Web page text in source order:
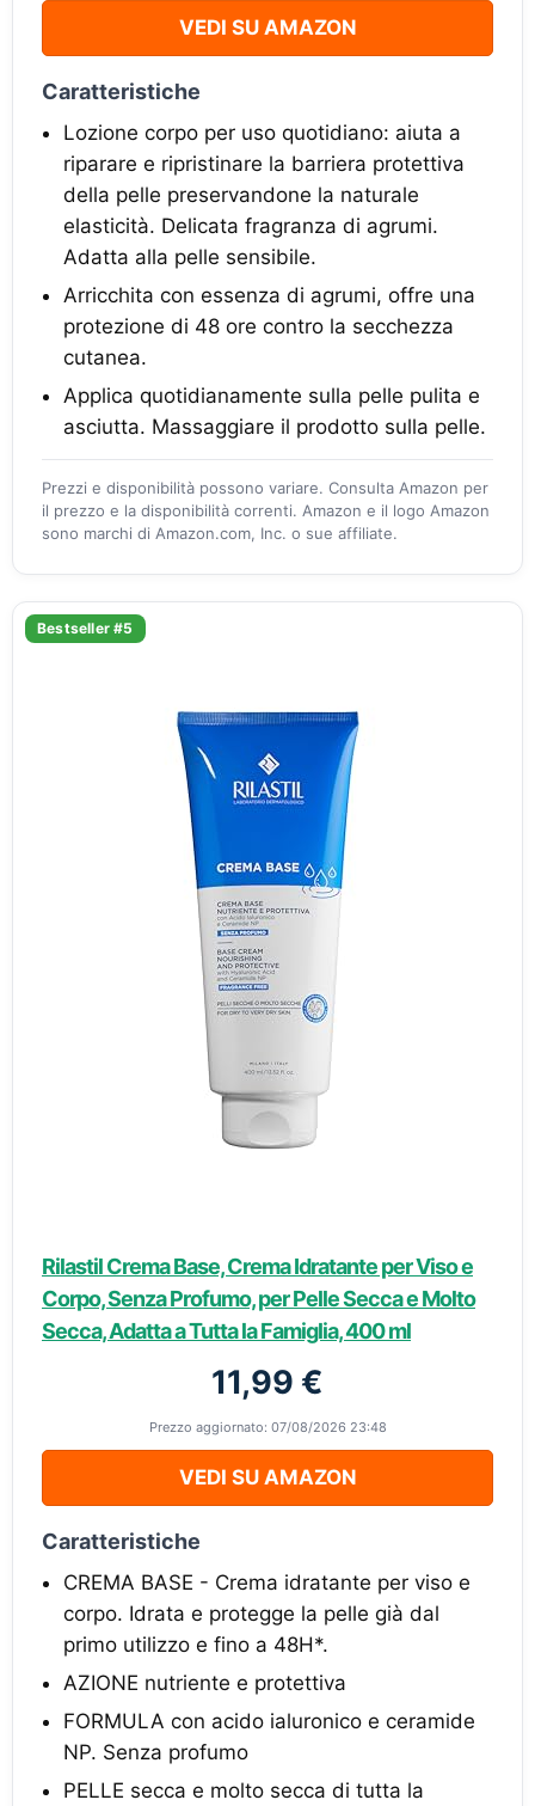
VEDI SU AMAZON
Caratteristiche
Lozione corpo per uso quotidiano: aiuta a
riparare e ripristinare la barriera protettiva
della pelle preservandone la naturale
elasticità. Delicata fragranza di agrumi.
Adatta alla pelle sensibile.
Arricchita con essenza di agrumi, offre una
protezione di 48 ore contro la secchezza
cutanea.
Applica quotidianamente sulla pelle pulita e
asciutta. Massaggiare il prodotto sulla pelle.
Prezzi e disponibilità possono variare. Consulta Amazon per
il prezzo e la disponibilità correnti. Amazon e il logo Amazon
sono marchi di Amazon.com, Inc. o sue affiliate.
Bestseller #5
Rilastil Crema Base, Crema Idratante per Viso e
Corpo, Senza Profumo, per Pelle Secca e Molto
Secca, Adatta a Tutta la Famiglia, 400 ml
11,99 €
Prezzo aggiornato: 07/08/2026 23:48
VEDI SU AMAZON
Caratteristiche
CREMA BASE - Crema idratante per viso e
corpo. Idrata e protegge la pelle già dal
primo utilizzo e fino a 48H*.
AZIONE nutriente e protettiva
FORMULA con acido ialuronico e ceramide
NP. Senza profumo
PELLE secca e molto secca di tutta la